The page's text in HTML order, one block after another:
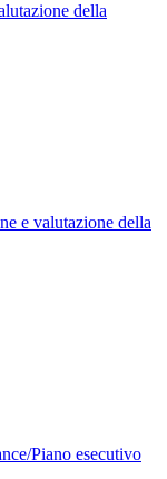
della
e valutazione della
Piano esecutivo